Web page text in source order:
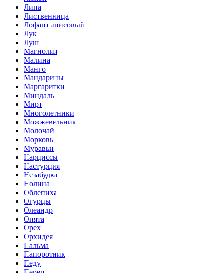
Липа
Лиственница
Лофант анисовый
Лук
Луш
Магнолия
Малина
Манго
Мандарины
Маргаритки
Миндаль
Мирт
Многолетники
Можжевельник
Молочай
Морковь
Муравьи
Нарциссы
Настурция
Незабудка
Нолина
Облепиха
Огурцы
Олеандр
Опята
Орех
Орхидея
Пальма
Папоротник
Педу